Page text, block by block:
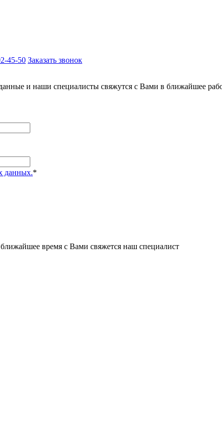
45-50 Заказать звонок
и наши специалисты свяжутся с Вами в ближайшее
данных.*
время с Вами свяжется наш специалист